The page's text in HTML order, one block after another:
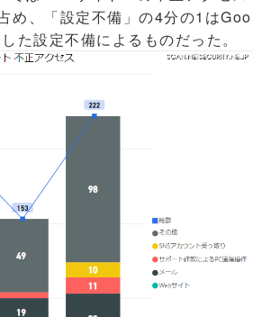
め、「設定不備」の4分の1はGoo
た設定不備によるものだった。